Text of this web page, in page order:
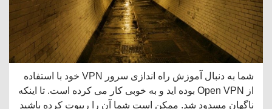
شما به دنبال آموزش راه اندازی سرور VPN خود با استفاده
از Open VPN بوده اید و به خوبی کار می کرده است. تا اینکه
ناگهان مسدود شد. ممکن است شما آن را ریبوت کرده باشید